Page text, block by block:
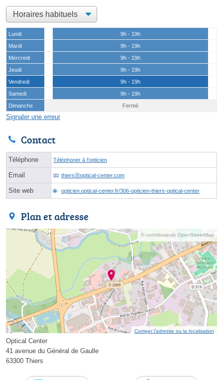
Lundi
9h - 19h
Mardi
9h - 19h
Mercredi
9h - 19h
Jeudi
9h - 19h
Vendredi
9h - 19h
Samedi
9h - 19h
Dimanche
Fermé
Signaler une erreur
Contact
Téléphone Téléphoner à l'opticien
Email thiersⓐoptical-center.com
Site web opticien.optical-center.fr/306-opticien-thiers-optical-center
Plan et adresse
© contributeurs OpenStreetMap
Corriger l’adresse ou la localisation
Optical Center
41 avenue du Général de Gaulle
63300 Thiers